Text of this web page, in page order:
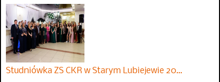
Studniówka ZS CKR w Starym Lubiejewie 20…